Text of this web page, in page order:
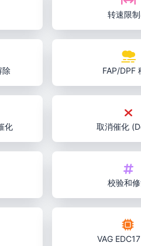
转速限
除 FAP/DPF
化 取消催化
校验和
VAG